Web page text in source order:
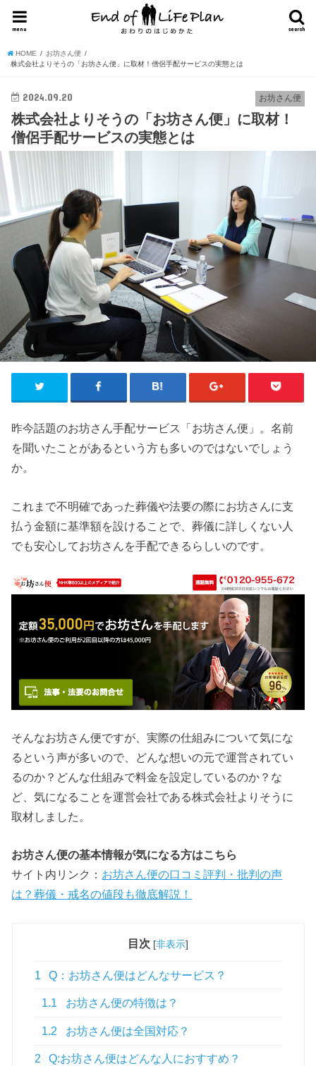
search
menu
HOME
お坊さん便
株式会社よりそうの「お坊さん便」に取材！僧侶手配サービスの実態とは
お坊さん便
2024.09.20
株式会社よりそうの「お坊さん便」に取材！
僧侶手配サービスの実態とは
昨今話題のお坊さん手配サービス「お坊さん便」。名前
を聞いたことがあるという方も多いのではないでしょう
か。
これまで不明確であった葬儀や法要の際にお坊さんに支
払う金額に基準額を設けることで、葬儀に詳しくない人
でも安心してお坊さんを手配できるらしいのです。
そんなお坊さん便ですが、実際の仕組みについて気にな
るという声が多いので、どんな想いの元で運営されてい
るのか？どんな仕組みで料金を設定しているのか？な
ど、気になることを運営会社である株式会社よりそうに
取材しました。
お坊さん便の基本情報が気になる方はこちら
サイト内リンク： お坊さん便の口コミ評判・批判の声
は？葬儀・戒名の値段も徹底解説！
目次 [非表示]
1 Q：お坊さん便はどんなサービス？
1.1 お坊さん便の特徴は？
1.2 お坊さん便は全国対応？
2 Q:お坊さん便はどんな人におすすめ？